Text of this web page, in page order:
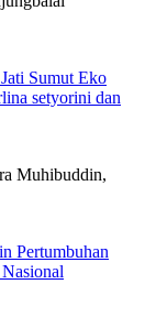
Sumut Eko
setyorini dan
Muhibuddin,
Pertumbuhan